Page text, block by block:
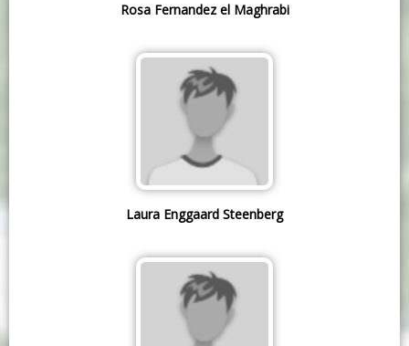
Rosa Fernandez el Maghrabi
Laura Enggaard Steenberg